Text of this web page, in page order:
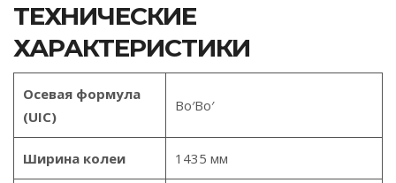
ТЕХНИЧЕСКИЕ
ХАРАКТЕРИСТИКИ
Осевая формула
(UIC)
Bo′Bo′
Ширина колеи 1435 мм